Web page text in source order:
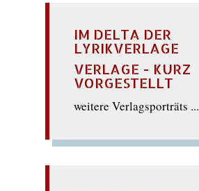
IM DELTA DER
LYRIKVERLAGE
VERLAGE - KURZ
VORGESTELLT
weitere Verlagsporträts ...